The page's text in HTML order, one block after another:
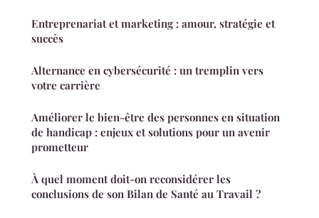
Entreprenariat et marketing : amour, stratégie et
succès
Alternance en cybersécurité : un tremplin vers
votre carrière
Améliorer le bien-être des personnes en situation
de handicap : enjeux et solutions pour un avenir
prometteur
À quel moment doit-on reconsidérer les
conclusions de son Bilan de Santé au Travail ?